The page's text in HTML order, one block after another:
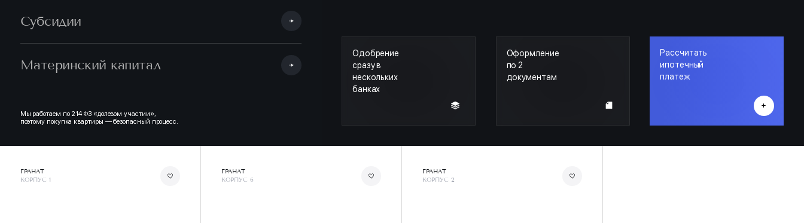
Субсидии
Материнский капитал
Мы работаем по 214 ФЗ «долевом участии»,
поэтому покупка квартиры — безопасный процесс.
Одобрение
сразу в
нескольких
банках
Оформление
по 2
документам
Рассчитать
ипотечный
платеж
ГРАНАТ
КОРПУС 1
ГРАНАТ
КОРПУС 6
ГРАНАТ
КОРПУС 2